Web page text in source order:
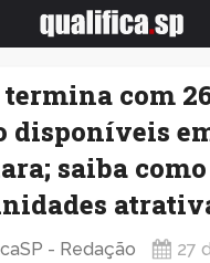
QualificaSP.com
termina com
disponíveis
saiba
- Redação
27